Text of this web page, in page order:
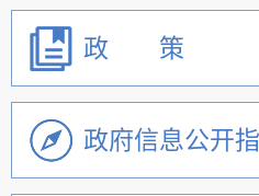
政 策
政府信息公开